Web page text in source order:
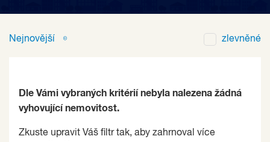
Nejnovější zlevněné
Dle Vámi vybraných kritérií nebyla nalezena žádná
vyhovující nemovitost.
Zkuste upravit Váš filtr tak, aby zahrnoval více